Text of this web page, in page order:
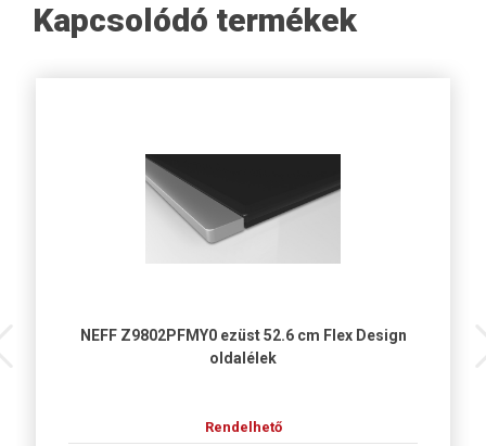
Kapcsolódó termékek
NEFF Z9802PFMY0 ezüst 52.6 cm Flex Design
oldalélek
Rendelhető